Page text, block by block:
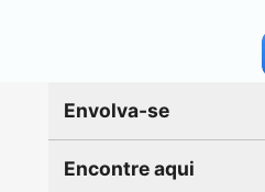
Envolva-se
Encontre aqui